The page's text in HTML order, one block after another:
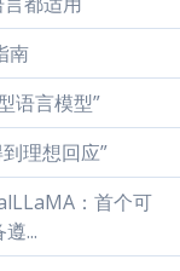
南
语言模型”
理想回应”
：首个可
...